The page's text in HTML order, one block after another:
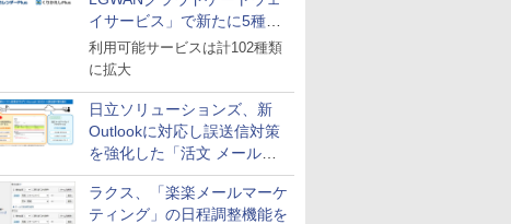
イサービス」で新たに5種類
のサービスと連携開始
利用可能サービスは計102種類
に拡大
日立ソリューションズ、新
Outlookに対応し誤送信対策
を強化した「活文 メール誤
送信防止アドインサービス」
を提供
ラクス、「楽楽メールマーケ
ティング」の日程調整機能を